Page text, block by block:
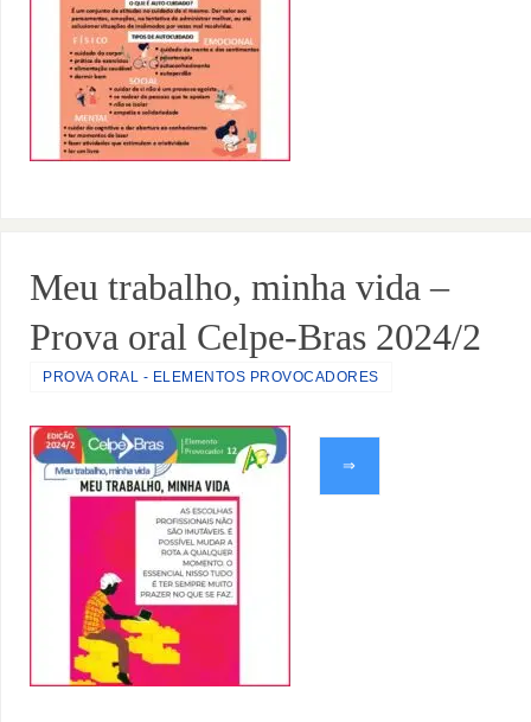
Meu trabalho, minha vida –
Prova oral Celpe-Bras 2024/2
PROVA ORAL - ELEMENTOS PROVOCADORES
⇒